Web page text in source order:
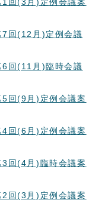
7回(12月)定例会議
6回(11月)臨時会議
回(9月)定例会議案
回(6月)定例会議案
回(4月)臨時会議案
回(3月)定例会議案